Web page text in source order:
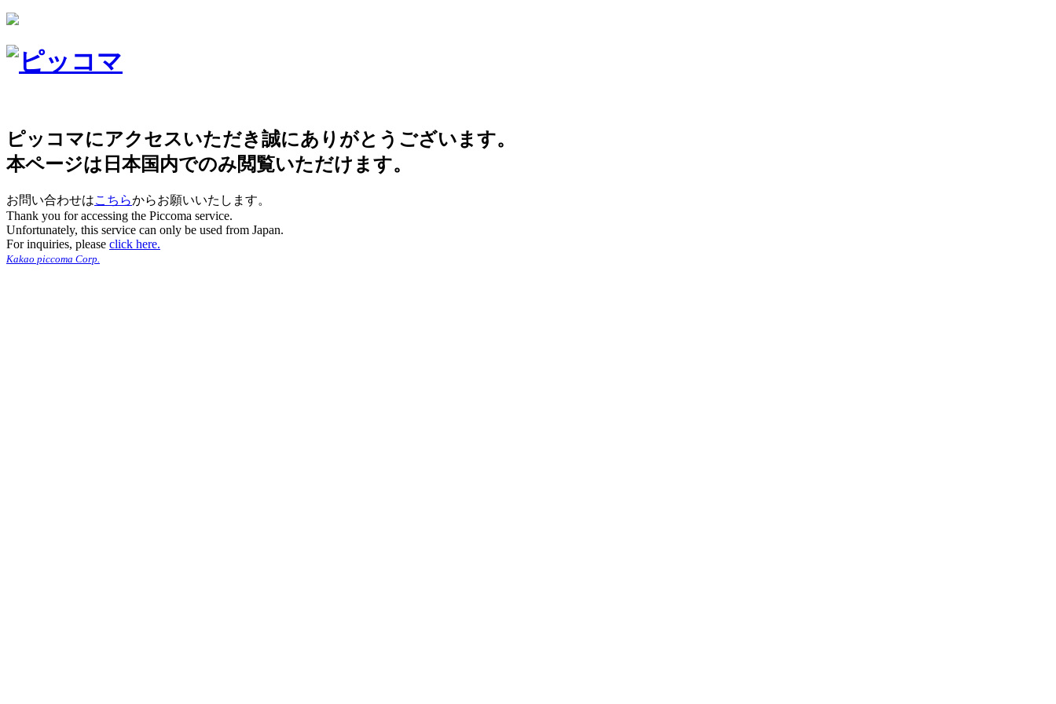
ピッコマにアクセスいただき誠にありがとうございます。
本ページは日本国内でのみ閲覧いただけます。
お問い合わせはこちらからお願いいたします。
Thank you for accessing the Piccoma service.
Unfortunately, this service can only be used from Japan.
For inquiries, please click here.
Kakao piccoma Corp.